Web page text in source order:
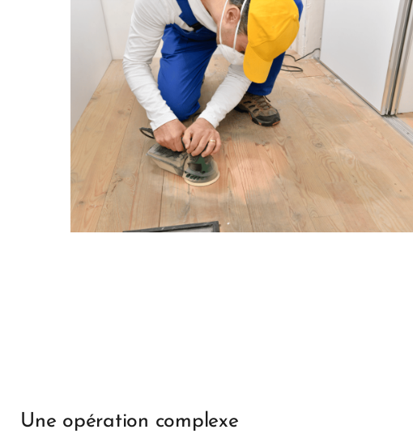
Une opération complexe